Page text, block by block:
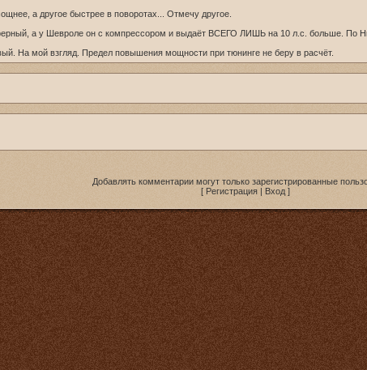
а другое быстрее в поворотах... Отмечу другое.
а у Шевроле он с компрессором и выдаёт ВСЕГО ЛИШЬ на 10 л.с. больше. По
На мой взгляд. Предел повышения мощности при тюнинге не беру в расчёт.
Добавлять комментарии могут только зарегистрированные
[ Регистрация | Вход ]